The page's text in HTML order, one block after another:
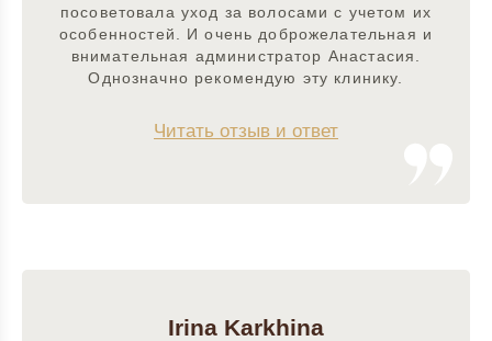
посоветовала уход за волосами с учетом их
особенностей. И очень доброжелательная и
внимательная администратор Анастасия.
Однозначно рекомендую эту клинику.
Читать отзыв и ответ
Irina Karkhina